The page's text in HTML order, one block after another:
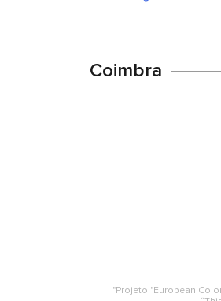
Coimbra
"Projeto "European